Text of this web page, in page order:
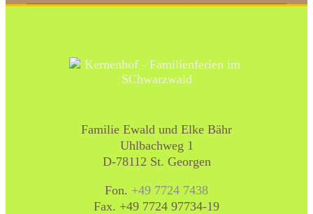
Familie Ewald und Elke Bähr
Uhlbachweg 1
D-78112 St. Georgen
Fon. +49 7724 7438
Fax. +49 7724 97734-19